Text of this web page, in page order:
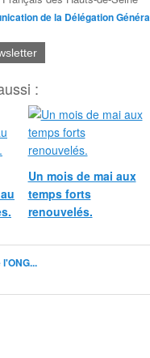
de la Délégation
:
Un mois de mai aux
temps forts
renouvelés.